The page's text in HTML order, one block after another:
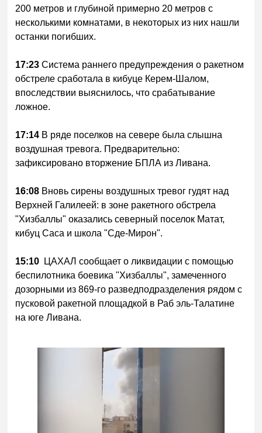
200 метров и глубиной примерно 20 метров с
несколькими комнатами, в некоторых из них нашли
останки погибших.
17:23 Система раннего предупреждения о ракетном
обстреле сработала в кибуце Керем-Шалом,
впоследствии выяснилось, что срабатывание
ложное.
17:14 В ряде поселков на севере была слышна
воздушная тревога. Предварительно:
зафиксировано вторжение БПЛА из Ливана.
16:08 Вновь сирены воздушных тревог гудят над
Верхней Галилеей: в зоне ракетного обстрела
"Хизбаллы" оказались северный поселок Матат,
кибуц Саса и школа "Сде-Мирон".
15:10 ЦАХАЛ сообщает о ликвидации с помощью
беспилотника боевика "Хизбаллы", замеченного
дозорными из 869-го разведподразделения рядом с
пусковой ракетной площадкой в Раб эль-Талатине
на юге Ливана.